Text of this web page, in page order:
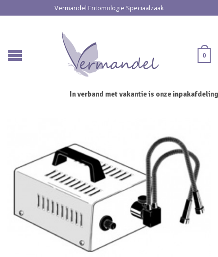
Vermandel Entomologie Speciaalzaak
0
In verband met vakantie is onze